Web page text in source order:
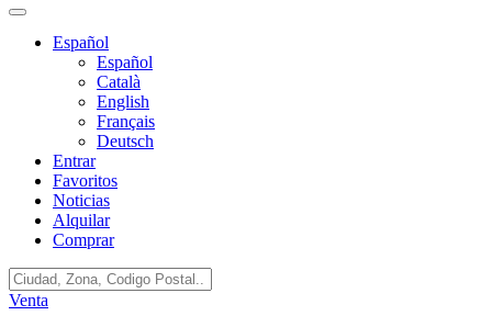
Español
Español
Català
English
Français
Deutsch
Entrar
Favoritos
Noticias
Alquilar
Comprar
Venta